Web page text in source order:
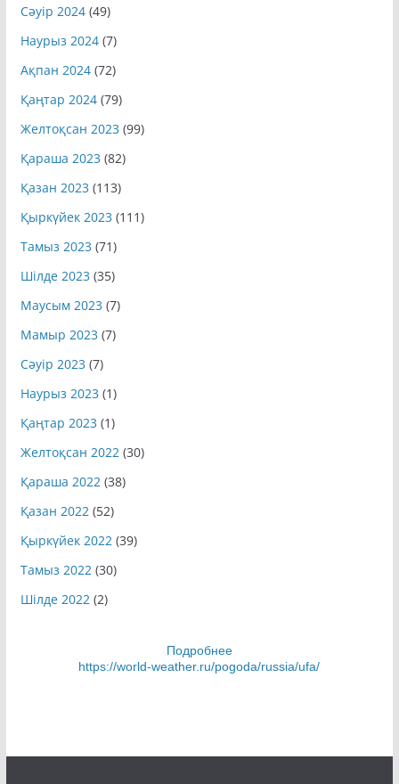
Сәуір 2024(49)
Наурыз 2024(7)
Ақпан 2024(72)
Қаңтар 2024(79)
Желтоқсан 2023 (99)
Қараша 2023 (82)
Қазан 2023 (113)
Қыркүйек 2023 (111)
Тамыз 2023 (71)
Шілде 2023 (35)
Маусым 2023 (7)
Мамыр 2023 (7)
Сәуір 2023 (7)
Наурыз 2023 (1)
Қаңтар 2023 (1)
Желтоқсан 2022(30)
Қараша 2022(38)
Қазан 2022(52)
Қыркүйек 2022(39)
Тамыз 2022(30)
Шілде 2022(2)
Подробнее
https://world-weather.ru/pogoda/russia/ufa/